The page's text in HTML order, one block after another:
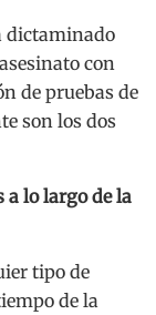
dictaminado
con
de pruebas de
son los dos
a lo largo de la
tipo de
de la